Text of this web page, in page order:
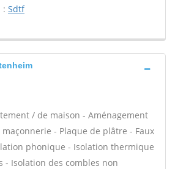
: Sdtf
/ de maison - Aménagement
- Plaque de plâtre - Faux
phonique - Isolation thermique
- Isolation des combles non